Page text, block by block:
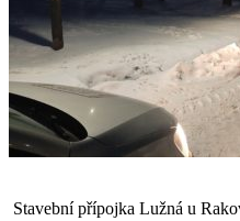
Stavební přípojka Lužná u